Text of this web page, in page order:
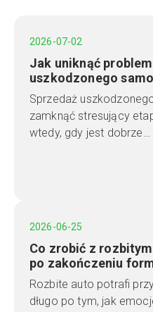
2026-07-02
Jak uniknąć
uszkodzonego
Sprzedaż
zamknąć stresujący
wtedy, gdy jest dobrze…
2026-06-25
Co zrobić z
po zakończeniu
Rozbite auto potrafi
długo po tym, jak